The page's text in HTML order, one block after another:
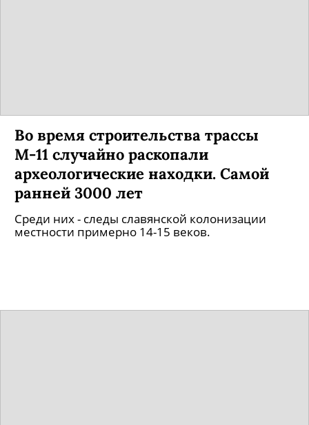
Во время строительства трассы
М-11 случайно раскопали
археологические находки. Самой
ранней 3000 лет
Среди них - следы славянской колонизации
местности примерно 14-15 веков.